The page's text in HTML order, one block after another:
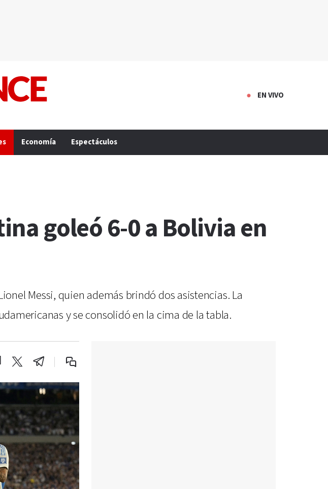
EN VIVO
Economía Espectáculos
goleó 6-0 a Bolivia en
Messi, quien además brindó dos asistencias. La
y se consolidó en la cima de la tabla.